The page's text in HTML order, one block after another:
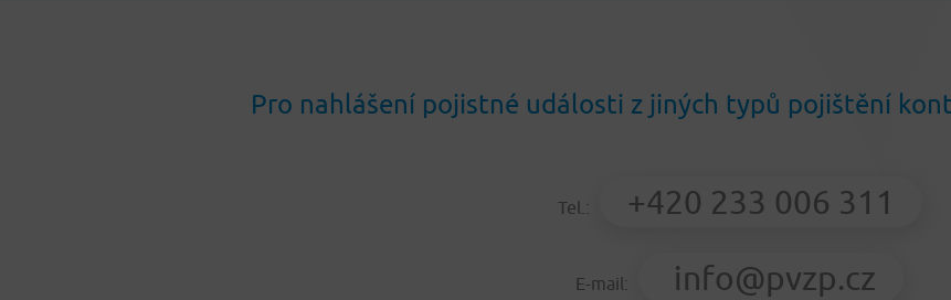
Pro nahlášení pojistné události z jiných typů pojištění
Tel.: +420 233 006 311
E-mail: info@pvzp.cz